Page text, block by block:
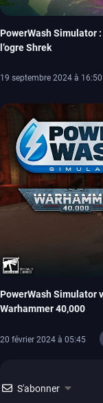
PowerWash Simulator
l’ogre Shrek
19 septembre 2024 à 16:50
PowerWash Simulator
Warhammer 40,000
20 février 2024 à 05:45
S'abonner